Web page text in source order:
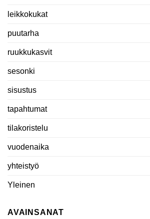
leikkokukat
puutarha
ruukkukasvit
sesonki
sisustus
tapahtumat
tilakoristelu
vuodenaika
yhteistyö
Yleinen
AVAINSANAT